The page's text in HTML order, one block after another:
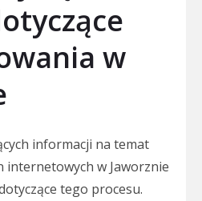
w
informacji na temat
internetowych w Jaworznie
tego procesu.